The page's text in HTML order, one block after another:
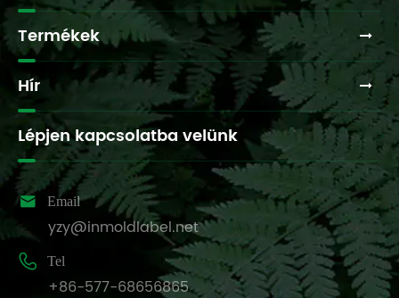
Termékek
Hír
Lépjen kapcsolatba velünk
 Email
yzy@inmoldlabel.net
 Tel
+86-577-68656865